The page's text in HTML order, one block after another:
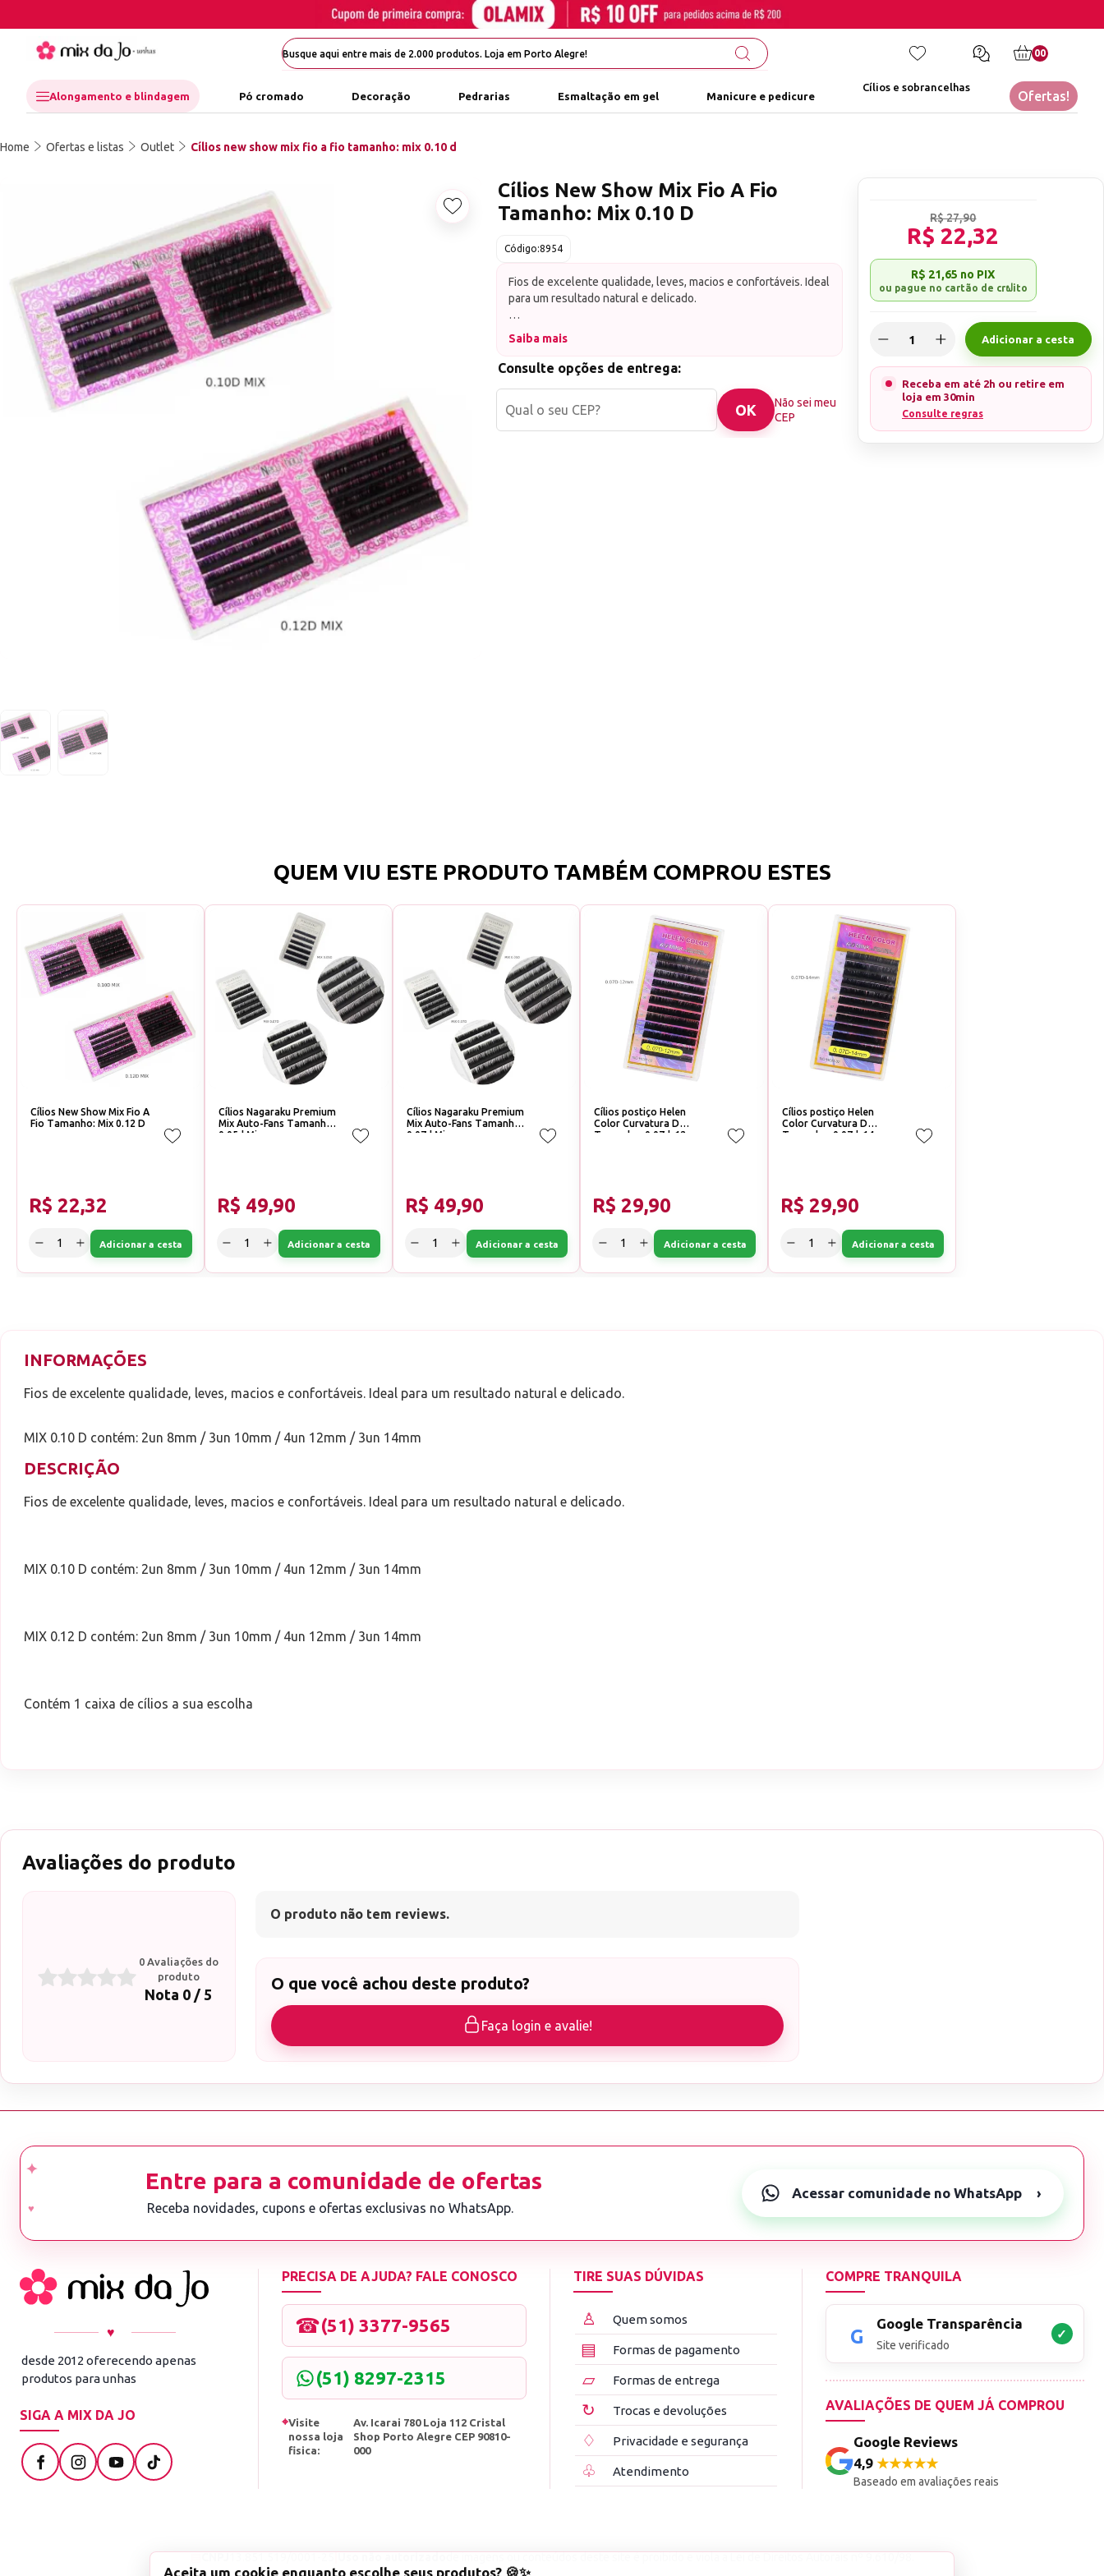
00
Alongamento e blindagem Pó cromado Decoração Pedrarias Esmaltação em gel Manicure e pedicure
Cílios e sobrancelhas
Ofertas!
Home Ofertas e listas Outlet Cílios new show mix fio a fio tamanho: mix 0.10 d
Adicionar aos favoritos
Cílios New Show Mix Fio A Fio
Tamanho: Mix 0.10 D
Código:8954
Fios de excelente qualidade, leves, macios e confortáveis. Ideal
para um resultado natural e delicado.
MIX 0.10 D contém: 2un 8mm / 3un 10mm / 4un 12mm / 3un
Saiba mais
Consulte opções de entrega:
Não sei meu
CEP
R$ 27,90
R$ 22,32
R$ 21,65 no PIX
Adicionar a cesta
Receba em até 2h ou retire em
loja em 30min
Consulte regras
QUEM VIU ESTE PRODUTO TAMBÉM COMPROU ESTES
Cílios New Show Mix Fio A
Fio Tamanho: Mix 0.12 D
R$ 22,32
Adicionar a cesta
Cílios Nagaraku Premium
Mix Auto-Fans Tamanho:
0.05d Mix
R$ 49,90
Adicionar a cesta
Cílios Nagaraku Premium
Mix Auto-Fans Tamanho:
0.07d Mix
R$ 49,90
Adicionar a cesta
Cílios postiço Helen
Color Curvatura D
Tamanho: 0.07d-12mm
R$ 29,90
Adicionar a cesta
Cílios postiço Helen
Color Curvatura D
Tamanho: 0.07d-14mm
R$ 29,90
Adicionar a cesta
INFORMAÇÕES
Fios de excelente qualidade, leves, macios e confortáveis. Ideal para um resultado natural e delicado.
MIX 0.10 D contém: 2un 8mm / 3un 10mm / 4un 12mm / 3un 14mm
DESCRIÇÃO
Fios de excelente qualidade, leves, macios e confortáveis. Ideal para um resultado natural e delicado.
MIX 0.10 D contém: 2un 8mm / 3un 10mm / 4un 12mm / 3un 14mm
MIX 0.12 D contém: 2un 8mm / 3un 10mm / 4un 12mm / 3un 14mm
Contém 1 caixa de cílios a sua escolha
Avaliações do produto
0 Avaliações do
produto
Nota 0 / 5
O produto não tem reviews.
O que você achou deste produto?
Faça login e avalie!
Entre para a comunidade de ofertas
Receba novidades, cupons e ofertas exclusivas no WhatsApp.
Acessar comunidade no WhatsApp ›
♥
desde 2012 oferecendo apenas
produtos para unhas
SIGA A MIX DA JO
PRECISA DE AJUDA? FALE CONOSCO
☎(51) 3377-9565
(51) 8297-2315
⌖Visite
nossa loja
fisica:
Av. Icarai 780 Loja 112 Cristal
Shop Porto Alegre CEP 90810-
000
TIRE SUAS DÚVIDAS
♙ Quem somos
▤ Formas de pagamento
▱ Formas de entrega
↻ Trocas e devoluções
♢ Privacidade e segurança
♧ Atendimento
COMPRE TRANQUILA
Google Transparência
Site verificado
✓
AVALIAÇÕES DE QUEM JÁ COMPROU
Google Reviews
4,9★★★★★
Baseado em avaliações reais
Aceita um cookie enquanto escolhe seus produtos? 🍪✨